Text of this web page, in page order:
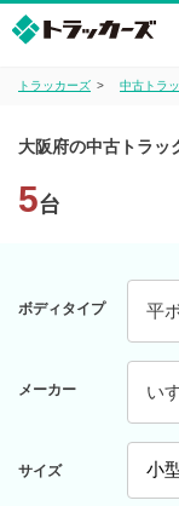
トラッカーズ 中古トラ
大阪府の中古トラッ
5台
ボディタイプ 平
メーカー い
サイズ